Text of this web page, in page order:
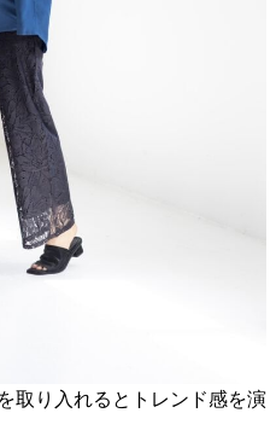
取り入れるとトレンド感を演